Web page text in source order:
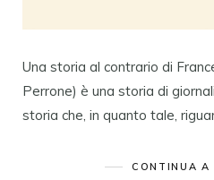
Una storia al contrario di
Perrone) è una storia di
storia che, in quanto tale,
CONTINUA A